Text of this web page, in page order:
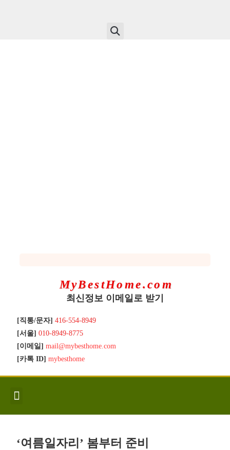
MyBestHome.com
최신정보 이메일로 받기
[직통/문자] 416-554-8949
[서울] 010-8949-8775
[이메일] mail@mybesthome.com
[카톡 ID] mybesthome
‘여름일자리’ 봄부터 준비